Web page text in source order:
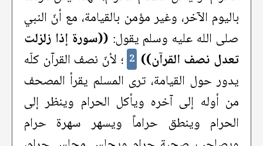
باليوم الآخر، وغير مؤمن بالقيامة، مع أنّ النبي
صلى الله عليه وسلم يقول: ((سورة إذا زلزلت
تعدل نصف القرآن)) 2 ؛ لأنّ نصف القرآن كلّه
يدور حول القيامة، ترى المسلم يقرأ المصحف
من أوله إلى آخره ويأكل الحرام وينظر إلى
الحرام وينطق حراماً ويسهر سهرة حرام